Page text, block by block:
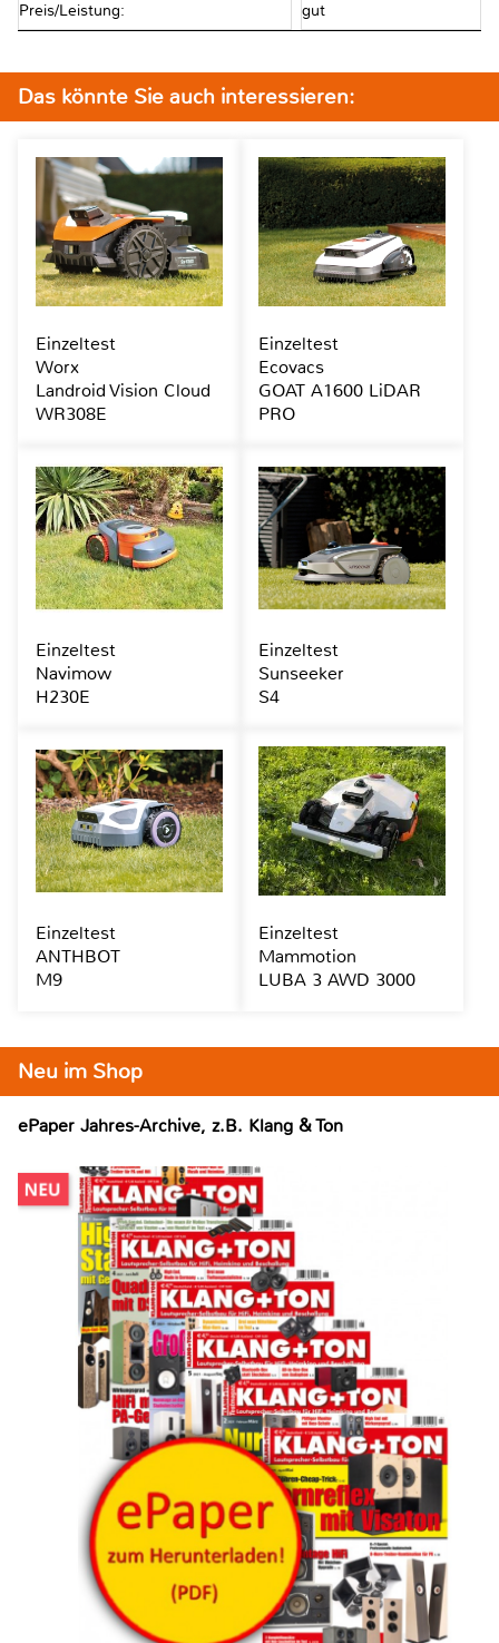
Preis/Leistung: gut
Neu im Shop
ePaper Jahres-Archive, z.B. Klang & Ton
Das könnte Sie auch interessieren:
Einzeltest
Worx
Landroid Vision Cloud
WR308E
Einzeltest
Ecovacs
GOAT A1600 LiDAR
PRO
Einzeltest
Navimow
H230E
Einzeltest
Sunseeker
S4
Einzeltest
ANTHBOT
M9
Einzeltest
Mammotion
LUBA 3 AWD 3000